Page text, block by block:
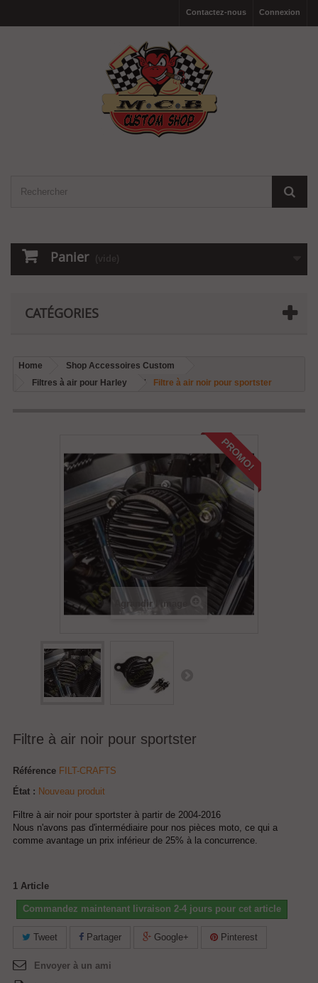
Connexion
Contactez-nous
Panier (vide)
CATÉGORIES
Home
Shop Accessoires Custom
Filtres à air pour Harley
Filtre à air noir pour sportster
PROMO!
Agrandir l'image
Filtre à air noir pour sportster
Référence FILT-CRAFTS
État : Nouveau produit
Filtre à air noir pour sportster à partir de 2004-2016
Nous n'avons pas d'intermédiaire pour nos pièces moto, ce qui a
comme avantage un prix inférieur de 25% à la concurrence.
1 Article
Commandez maintenant livraison 2-4 jours pour cet article
Tweet Partager Google+ Pinterest
Envoyer à un ami